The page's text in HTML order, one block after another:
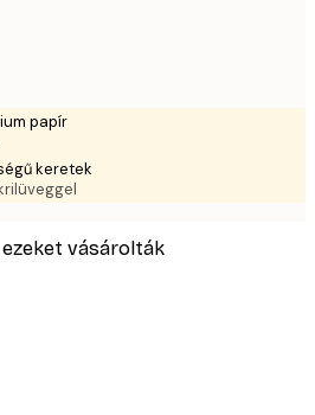
papír
keretek
vásárolták